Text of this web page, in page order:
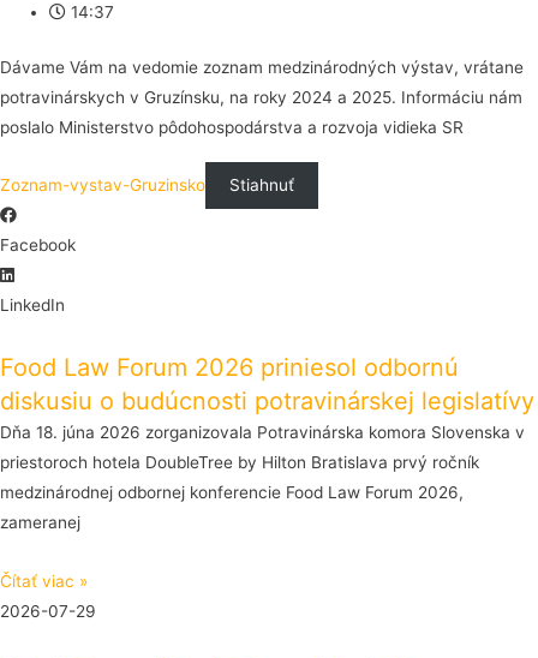
14:37
Dávame Vám na vedomie zoznam medzinárodných výstav, vrátane
potravinárskych v Gruzínsku, na roky 2024 a 2025. Informáciu nám
poslalo Ministerstvo pôdohospodárstva a rozvoja vidieka SR
Zoznam-vystav-Gruzinsko Stiahnuť
Facebook
LinkedIn
Food Law Forum 2026 priniesol odbornú
diskusiu o budúcnosti potravinárskej legislatívy
Dňa 18. júna 2026 zorganizovala Potravinárska komora Slovenska v
priestoroch hotela DoubleTree by Hilton Bratislava prvý ročník
medzinárodnej odbornej konferencie Food Law Forum 2026,
zameranej
Čítať viac »
2026-07-29